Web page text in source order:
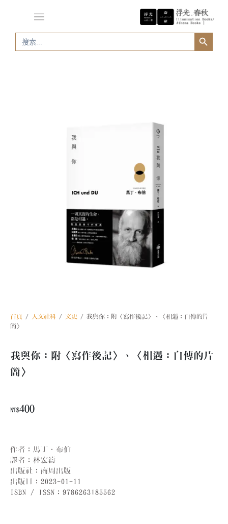
Search
for:
Search Button
首頁 / 人文社科 / 文史 / 我與你：附〈寫作後記〉、〈相遇：自傳的片
簡〉
我與你：附〈寫作後記〉、〈相遇：自傳的片
簡〉
NT$400
作者 ： 馬丁．布伯
譯者 ： 林宏濤
出版社 ： 商周出版
出版日
： 2023-01-11
ISBN / ISSN ： 9786263185562